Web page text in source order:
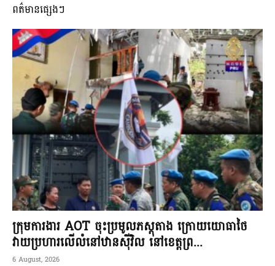
ពត៌មានផ្សេងៗ
ក្រុមការងារ AOT ចុះប្រមូលភស្តុតាង ក្រោយយោធាថៃ
វាយប្រហារលើលំនៅឋានស៊ីវិល នៅខេត្តព្រ...
6 August, 2026